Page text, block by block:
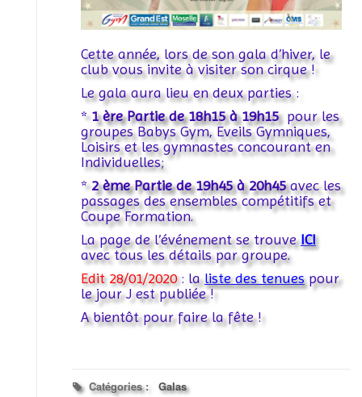
Cette année, lors de son gala d’hiver, le
club vous invite à visiter son cirque !
Le gala aura lieu en deux parties :
*1 ère Partie de 18h15 à 19h15pour les
groupes Babys Gym, Eveils Gymniques,
Loisirs et les gymnastes concourant en
Individuelles;
*2 ème Partie de 19h45 à 20h45avec les
passages des ensembles compétitifs et
Coupe Formation.
La page de l’événement se trouveICI
avec tous les détails par groupe.
Edit 28/01/2020: laliste des tenuespour
le jour J est publiée !
A bientôt pour faire la fête !
Catégories : Galas